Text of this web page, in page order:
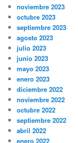
noviembre 2023
octubre 2023
septiembre 2023
agosto 2023
julio 2023
junio 2023
mayo 2023
enero 2023
diciembre 2022
noviembre 2022
octubre 2022
septiembre 2022
abril 2022
enero 2022